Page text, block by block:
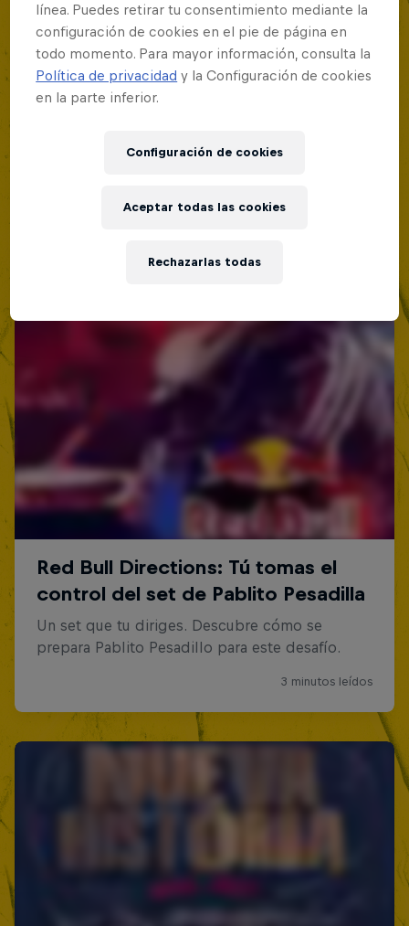
Red Bull Batalla Final Torneo de Plazas
2026
19 Septiembre 2026
línea. Puedes retirar tu consentimiento mediante la
configuración de cookies en el pie de página en
todo momento. Para mayor información, consulta la
Política de privacidad y la Configuración de cookies
en la parte inferior.
Configuración de cookies
Rechazarlas todas
Aceptar todas las cookies